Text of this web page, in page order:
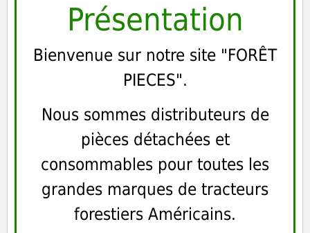
Présentation
Bienvenue sur notre site "FORÊT
PIECES".
Nous sommes distributeurs de
pièces détachées et
consommables pour toutes les
grandes marques de tracteurs
forestiers Américains.